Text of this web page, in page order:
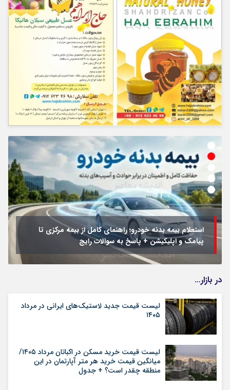
استعلام بیمه بدنه خودرو؛ راهنمای کامل از بیمه مرکزی تا
پیامک و اپلیکیشن + پاسخ به سوالات رایج
در بازار…
لیست قیمت جدید لاستیک‌های ایرانی در مرداد
۱۴۰۵
لیست قیمت خرید مسکن در اکباتان مرداد ۱۴۰۵/
میانگین قیمت خرید هر متر آپارتمان در این
منطقه چقدر است؟ + جدول